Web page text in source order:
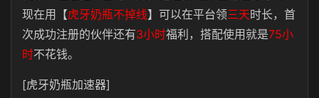
现在用【虎牙奶瓶不掉线】可以在平台领三天时长，首
次成功注册的伙伴还有3小时福利，搭配使用就是75小
时不花钱。
[虎牙奶瓶加速器]